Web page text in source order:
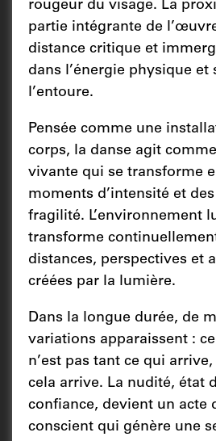
rougeur du visage. La
partie intégrante de
distance critique et
dans l’énergie physique et
l’entoure.
Pensée comme une
corps, la danse agit
vivante qui se transforme
moments d’intensité et
fragilité. L’environnement
transforme
distances, perspectives et
créées par la lumière.
Dans la longue durée, de
variations apparaissent :
n’est pas tant ce qui
cela arrive. La nudité, état
confiance, devient un acte
conscient qui génère une